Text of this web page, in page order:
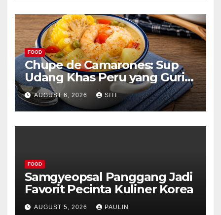
FOOD
Chupe de Camarones: Sup
Udang Khas Peru yang Gurih
Lezat
AUGUST 6, 2026 SITI
FOOD
Samgyeopsal Panggang Jadi
Favorit Pecinta Kuliner Korea
AUGUST 5, 2026 PAULIN